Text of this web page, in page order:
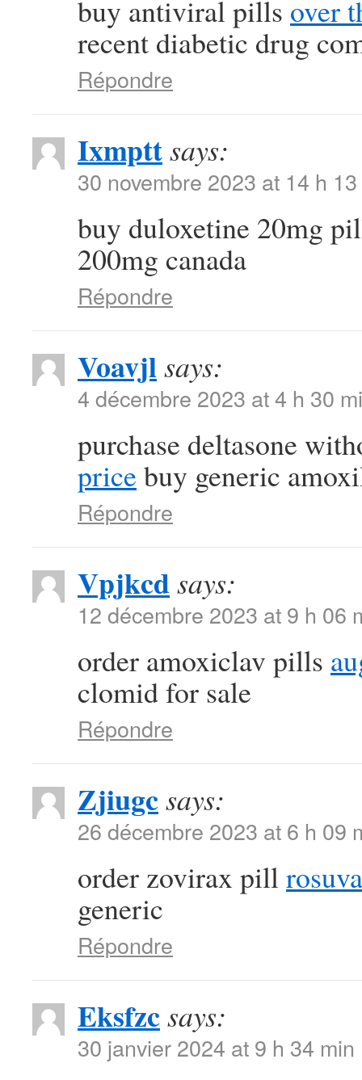
buy antiviral pills over
recent diabetic drug
Répondre
Ixmpttsays:
30 novembre 2023 at 14 h
buy duloxetine 20mg
200mg canada
Répondre
Voavjlsays:
4 décembre 2023 at 4 h 30
purchase deltasone
price buy generic
Répondre
Vpjkcdsays:
12 décembre 2023 at 9 h 06
order amoxiclav pills
clomid for sale
Répondre
Zjiugcsays:
26 décembre 2023 at 6 h 09
order zovirax pill
generic
Répondre
Eksfzcsays:
30 janvier 2024 at 9 h 34 min